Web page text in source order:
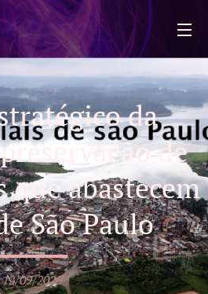
da
de
que abastecem
São Paulo
12/09/2025